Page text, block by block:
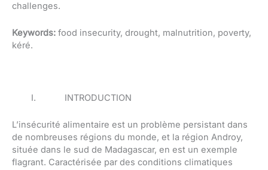
challenges.
Keywords: food insecurity, drought, malnutrition, poverty,
kéré.
I. INTRODUCTION
L’insécurité alimentaire est un problème persistant dans
de nombreuses régions du monde, et la région Androy,
située dans le sud de Madagascar, en est un exemple
flagrant. Caractérisée par des conditions climatiques